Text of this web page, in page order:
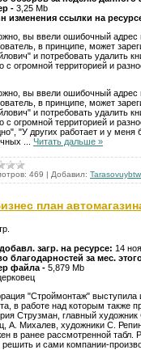
- 3,25 Mb
изменения ссылки на
вы ввели ошибочный адрес
в принципе, может
и потребовать удалить
с огромной территорией и
вы ввели ошибочный адрес
в принципе, может
и потребовать удалить
с огромной территорией и
"У других работает и у меня
Читать дальше »
469 | Добавил: Tarasovuybtw
план
загр. на ресурсе: 14
благодарностей за мес.
файла - 5,879 Mb
"Строймонтаж" выступила
в работе над которым также
Струзман, главный
А. Михалев, художники С.
в ранее рассмотренной табл.
решить и сами компании-